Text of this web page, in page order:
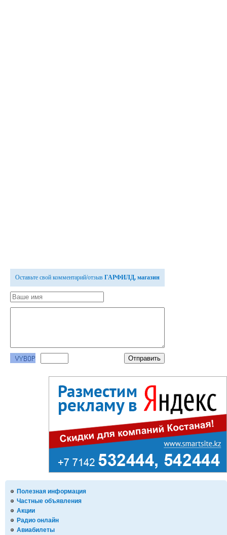
Полезная информация
Частные объявления
Акции
Радио онлайн
Авиабилеты
Оставьте свой комментарий/отзыв ГАРФИЛД, магазин